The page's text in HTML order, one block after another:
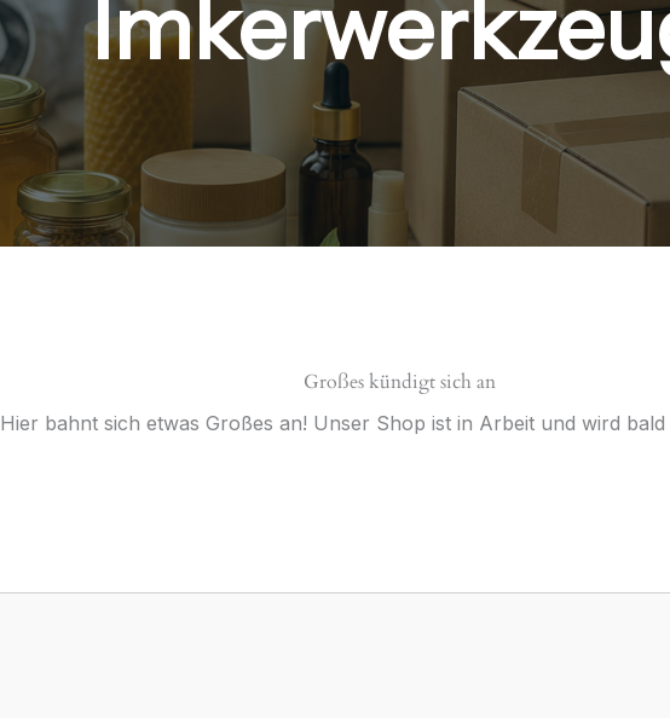
Großes kündigt sich an
Hier bahnt sich etwas Großes an! Unser Shop ist in Arbeit und wird